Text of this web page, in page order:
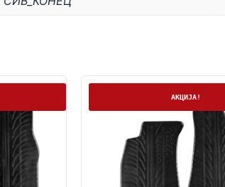
АКЦИЈА!